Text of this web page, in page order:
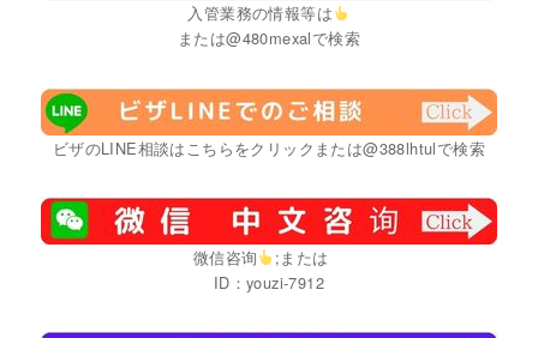
入管業務の情報等は
または@480mexalで検索
ビザのLINE相談はこちらをクリックまたは@388lhtulで検索
微信咨询
;または
ID：youzi-7912